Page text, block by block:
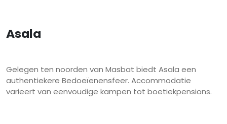
Asala
Gelegen ten noorden van Masbat biedt Asala een
authentiekere Bedoeïenensfeer. Accommodatie
varieert van eenvoudige kampen tot boetiekpensions.